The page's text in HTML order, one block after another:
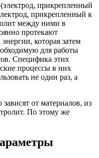
прикрепленный
прикрепленный к
между ними в
протекают
которая затем
для работы
Специфика этих
процессы в них
не один раз, а
от материалов, из
По этому же